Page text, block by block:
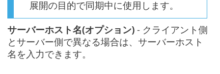
展開の目的で同期中に使用します。
サーバーホスト名(オプション) - クライアント側
とサーバー側で異なる場合は、サーバーホスト
名を入力できます。